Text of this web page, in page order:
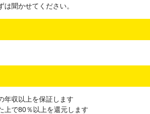
聞かせてください。
年収以上を保証します
上で80％以上を還元します